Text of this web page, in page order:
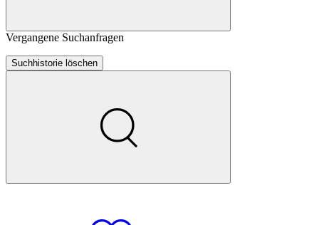
Vergangene Suchanfragen
Suchhistorie löschen